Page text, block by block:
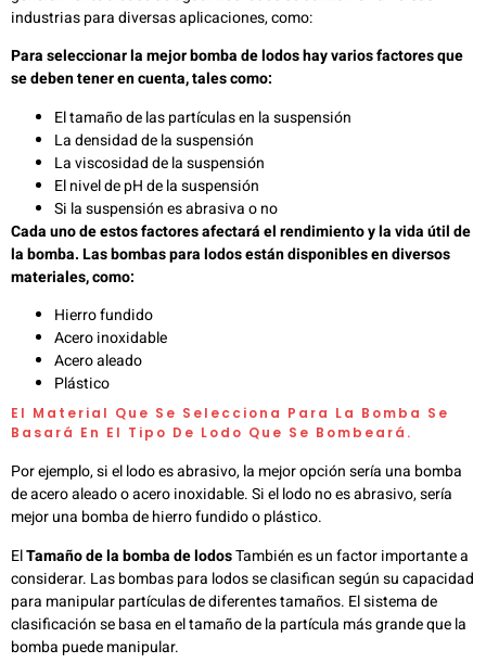
industrias para diversas aplicaciones, como:
Para seleccionar la mejor bomba de lodos hay varios factores que
se deben tener en cuenta, tales como:
El tamaño de las partículas en la suspensión
La densidad de la suspensión
La viscosidad de la suspensión
El nivel de pH de la suspensión
Si la suspensión es abrasiva o no
Cada uno de estos factores afectará el rendimiento y la vida útil de
la bomba. Las bombas para lodos están disponibles en diversos
materiales, como:
Hierro fundido
Acero inoxidable
Acero aleado
Plástico
El Material Que Se Selecciona Para La Bomba Se
Basará En El Tipo De Lodo Que Se Bombeará.
Por ejemplo, si el lodo es abrasivo, la mejor opción sería una bomba
de acero aleado o acero inoxidable. Si el lodo no es abrasivo, sería
mejor una bomba de hierro fundido o plástico.
ElTamaño de la bomba de lodosTambién es un factor importante a
considerar. Las bombas para lodos se clasifican según su capacidad
para manipular partículas de diferentes tamaños. El sistema de
clasificación se basa en el tamaño de la partícula más grande que la
bomba puede manipular.